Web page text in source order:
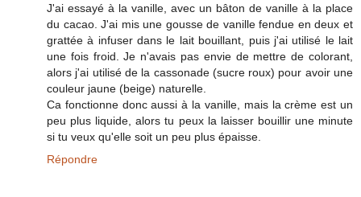
J'ai essayé à la vanille, avec un bâton de vanille à la place
du cacao. J'ai mis une gousse de vanille fendue en deux et
grattée à infuser dans le lait bouillant, puis j'ai utilisé le lait
une fois froid. Je n'avais pas envie de mettre de colorant,
alors j'ai utilisé de la cassonade (sucre roux) pour avoir une
couleur jaune (beige) naturelle.
Ca fonctionne donc aussi à la vanille, mais la crème est un
peu plus liquide, alors tu peux la laisser bouillir une minute
si tu veux qu'elle soit un peu plus épaisse.
Répondre